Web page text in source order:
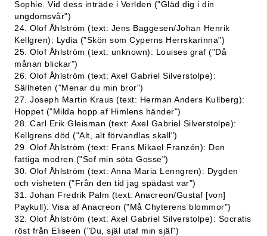
Sophie. Vid dess inträde i Verlden ("Gläd dig i din
ungdomsvår")
24. Olof Åhlström (text: Jens Baggesen/Johan Henrik
Kellgren): Lydia ("Skön som Cyperns Herrskarinna")
25. Olof Åhlström (text: unknown): Louises graf ("Då
månan blickar")
26. Olof Åhlström (text: Axel Gabriel Silverstolpe):
Sällheten ("Menar du min bror")
27. Joseph Martin Kraus (text: Herman Anders Kullberg):
Hoppet ("Milda hopp af Himlens händer")
28. Carl Erik Gleisman (text: Axel Gabriel Silverstolpe):
Kellgrens död ("Alt, alt förvandlas skall")
29. Olof Åhlström (text: Frans Mikael Franzén): Den
fattiga modren ("Sof min söta Gosse")
30. Olof Åhlström (text: Anna Maria Lenngren): Dygden
och visheten ("Från den tid jag spädast var")
31. Johan Fredrik Palm (text: Anacreon/Gustaf [von]
Paykull): Visa af Anacreon ("Må Chyterens blommor")
32. Olof Åhlström (text: Axel Gabriel Silverstolpe): Socratis
röst från Eliseen ("Du, själ utaf min själ")